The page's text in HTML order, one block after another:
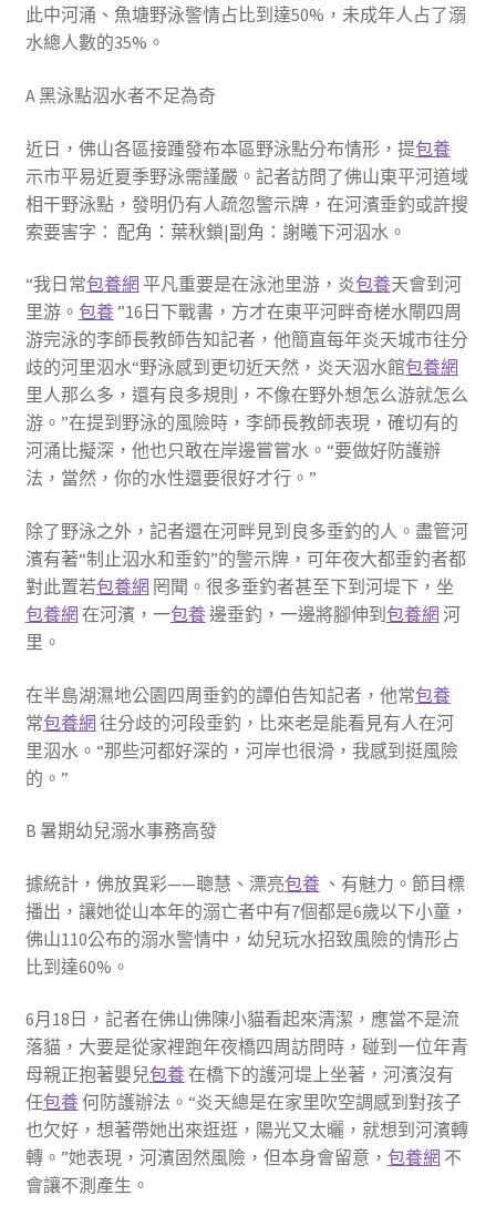
此中河涌、魚塘野泳警情占比到達50%，未成年人占了溺
水總人數的35%。
A 黑泳點泅水者不足為奇
近日，佛山各區接踵發布本區野泳點分布情形，提包養
示市平易近夏季野泳需謹嚴。記者訪問了佛山東平河道域
相干野泳點，發明仍有人疏忽警示牌，在河濱垂釣或許搜
索要害字： 配角：葉秋鎖|副角：謝曦下河泅水。
“我日常包養網 平凡重要是在泳池里游，炎包養天會到河
里游。 包養”16日下戰書，方才在東平河畔奇槎水閘四周
游完泳的李師長教師告知記者，他簡直每年炎天城市往分
歧的河里泅水“野泳感到更切近天然，炎天泅水館包養網
里人那么多，還有良多規則，不像在野外想怎么游就怎么
游。”在提到野泳的風險時，李師長教師表現，確切有的
河涌比擬深，他也只敢在岸邊嘗嘗水。“要做好防護辦
法，當然，你的水性還要很好才行。”
除了野泳之外，記者還在河畔見到良多垂釣的人。盡管河
濱有著“制止泅水和垂釣”的警示牌，可年夜大都垂釣者都
對此置若包養網 罔聞。很多垂釣者甚至下到河堤下，坐
包養網 在河濱，一包養邊垂釣，一邊將腳伸到包養網 河
里。
在半島湖濕地公園四周垂釣的譚伯告知記者，他常包養
常包養網 往分歧的河段垂釣，比來老是能看見有人在河
里泅水。“那些河都好深的，河岸也很滑，我感到挺風險
的。”
B 暑期幼兒溺水事務高發
據統計，佛放異彩——聰慧、漂亮包養、有魅力。節目標
播出，讓她從山本年的溺亡者中有7個都是6歲以下小童，
佛山110公布的溺水警情中，幼兒玩水招致風險的情形占
比到達60%。
6月18日，記者在佛山佛陳小貓看起來清潔，應當不是流
落貓，大要是從家裡跑年夜橋四周訪問時，碰到一位年青
母親正抱著嬰兒包養在橋下的護河堤上坐著，河濱沒有
任包養何防護辦法。“炎天總是在家里吹空調感到對孩子
也欠好，想著帶她出來逛逛，陽光又太曬，就想到河濱轉
轉。”她表現，河濱固然風險，但本身會留意， 包養網 不
會讓不測產生。